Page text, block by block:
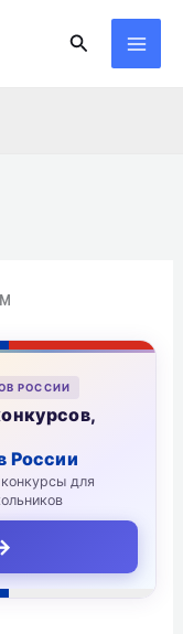
Поиск
РОССИИ
России
для